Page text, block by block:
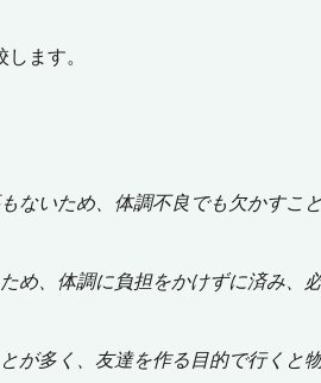
ます。
いため、体調不良でも欠かすこ
め、体調に負担をかけずに済み、
多く、友達を作る目的で行くと